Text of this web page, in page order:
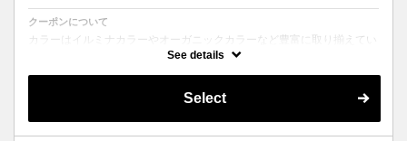
クーポンについて
カラーはイルミナカラーやオーガニックカラーなど豊富に取り揃えてい
デザインによってベストな選択をさせて頂きます。
※フルカラーの場合プラス¥1100
クイックトリートメント→¥14850
See details
Select